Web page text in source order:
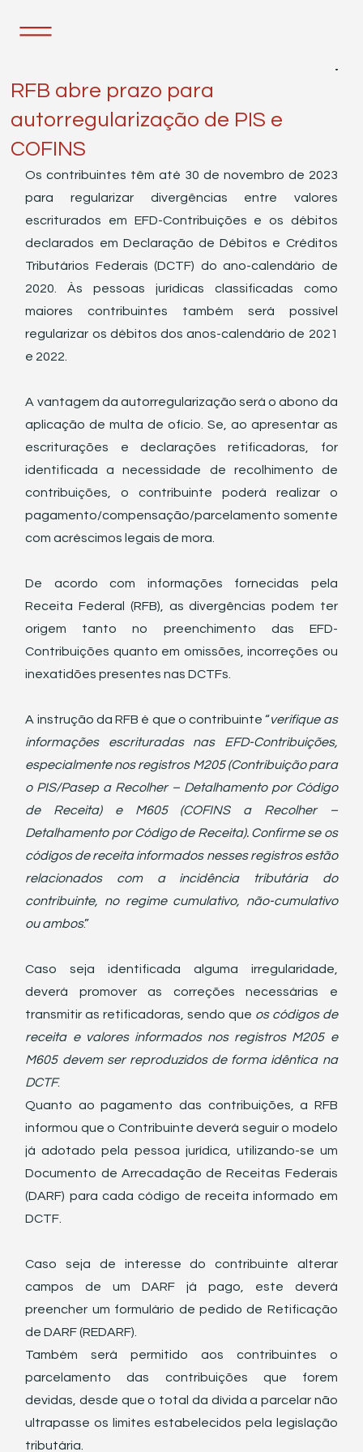
RFB abre prazo para
autorregularização de PIS e
COFINS
Os contribuintes têm até 30 de novembro de 2023
para regularizar divergências entre valores
escriturados em EFD-Contribuições e os débitos
declarados em Declaração de Débitos e Créditos
Tributários Federais (DCTF) do ano-calendário de
2020. Às pessoas jurídicas classificadas como
maiores contribuintes também será possível
regularizar os débitos dos anos-calendário de 2021
e 2022.
A vantagem da autorregularização será o abono da
aplicação de multa de ofício. Se, ao apresentar as
escriturações e declarações retificadoras, for
identificada a necessidade de recolhimento de
contribuições, o contribuinte poderá realizar o
pagamento/compensação/parcelamento somente
com acréscimos legais de mora.
De acordo com informações fornecidas pela
Receita Federal (RFB), as divergências podem ter
origem tanto no preenchimento das EFD-
Contribuições quanto em omissões, incorreções ou
inexatidões presentes nas DCTFs.
A instrução da RFB é que o contribuinte “verifique as
informações escrituradas nas EFD-Contribuições,
especialmente nos registros M205 (Contribuição para
o PIS/Pasep a Recolher – Detalhamento por Código
de Receita) e M605 (COFINS a Recolher –
Detalhamento por Código de Receita). Confirme se os
códigos de receita informados nesses registros estão
relacionados com a incidência tributária do
contribuinte, no regime cumulativo, não-cumulativo
ou ambos.”
Caso seja identificada alguma irregularidade,
deverá promover as correções necessárias e
transmitir as retificadoras, sendo que os códigos de
receita e valores informados nos registros M205 e
M605 devem ser reproduzidos de forma idêntica na
DCTF.
Quanto ao pagamento das contribuições, a RFB
informou que o Contribuinte deverá seguir o modelo
já adotado pela pessoa jurídica, utilizando-se um
Documento de Arrecadação de Receitas Federais
(DARF) para cada código de receita informado em
DCTF.
Caso seja de interesse do contribuinte alterar
campos de um DARF já pago, este deverá
preencher um formulário de pedido de Retificação
de DARF (REDARF).
Também será permitido aos contribuintes o
parcelamento das contribuições que forem
devidas, desde que o total da dívida a parcelar não
ultrapasse os limites estabelecidos pela legislação
tributária.